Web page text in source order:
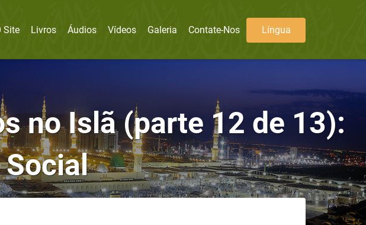
Site Livros Áudios Vídeos Galeria Contate-Nos Língua
no Islã (parte 12 de 13):